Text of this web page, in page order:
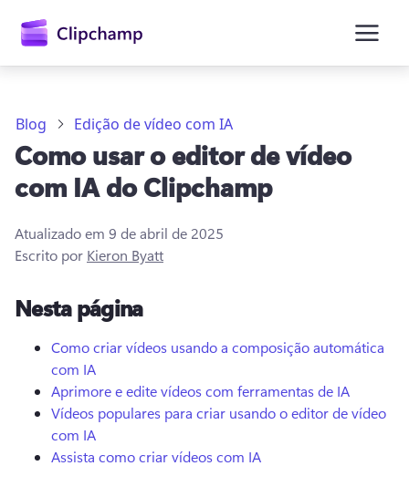
conteúdo
principal
Experimentar gratuitamente
Blog Edição de vídeo com IA
Como usar o editor de vídeo
com IA do Clipchamp
Atualizado em 9 de abril de 2025
Escrito por Kieron Byatt
Nesta página
Como criar vídeos usando a composição automática
com IA
Aprimore e edite vídeos com ferramentas de IA
Vídeos populares para criar usando o editor de vídeo
com IA
Assista como criar vídeos com IA